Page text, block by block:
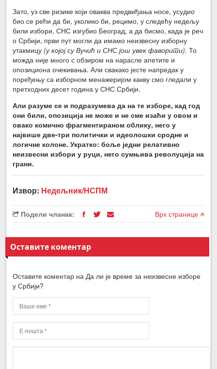
Зато, уз све ризике који оваква предвиђања носе, усудио
био се рећи да би, уколико би, рецимо, у следећу недељу
били избори, СНС изгубио Београд, а да бисмо, када је реч
о Србији, први пут могли да имамо неизвесну изборну
утакмицу (у којој су Вучић и СНС још увек фаворити). То
можда није много с обзиром на нарасле апетите и
опозициона очекивања. Али свакако јесте напредак у
поређењу са изборном менажеријом какву смо гледали у
претходних десет година у СНС Србији.
Али разуме се и подразумева да на те изборе, кад год
они били, опозиција не може и не сме изаћи у овом и
овако комично фрагментираном облику, него у
највише две-три политички и идеолошки сродне и
логичне колоне. Укратко: боље једни релативно
неизвесни избори у руци, него сумњива револуција на
грани.
Извор: Недељник/НСПМ
Подели чланак: Врх странице
Оставите коментар
Оставите коментар на Да ли је време за неизвесне изборе
у Србији?